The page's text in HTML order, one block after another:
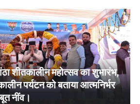
शीतकालीन महोत्सव का शुभारंभ,
पर्यटन को बताया आत्मनिर्भर
नींव।